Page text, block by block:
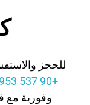
للحجز
+90 537 953 32 97
وفورية